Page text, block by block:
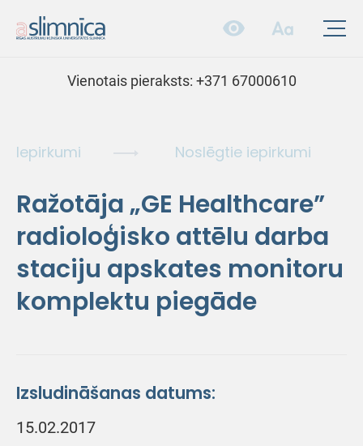
Vienotais pieraksts: +371 67000610
Iepirkumi Noslēgtie iepirkumi
Ražotāja „GE Healthcare”
radioloģisko attēlu darba
staciju apskates monitoru
komplektu piegāde
Izsludināšanas datums:
15.02.2017